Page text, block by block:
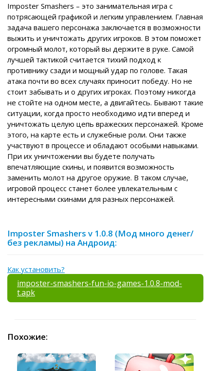
Imposter Smashers – это занимательная игра с
потрясающей графикой и легким управлением. Главная
задача вашего персонажа заключается в возможности
выжить и уничтожать других игроков. В этом поможет
огромный молот, который вы держите в руке. Самой
лучшей тактикой считается тихий подход к
противнику сзади и мощный удар по голове. Такая
атака почти во всех случаях приносит победу. Но не
стоит забывать и о других игроках. Поэтому никогда
не стойте на одном месте, а двигайтесь. Бывают такие
ситуации, когда просто необходимо идти вперед и
уничтожать целую цепь вражеских персонажей. Кроме
этого, на карте есть и служебные роли. Они также
участвуют в процессе и обладают особыми навыками.
При их уничтожении вы будете получать
впечатляющие скины, и появится возможность
заменить молот на другое оружие. В таком случае,
игровой процесс станет более увлекательным с
интересными скинами для разных персонажей.
Imposter Smashers v 1.0.8 (Мод много денег/
без рекламы) на Андроид:
Как установить?
imposter-smashers-fun-io-games-1.0.8-mod-
t.apk
Похожие: